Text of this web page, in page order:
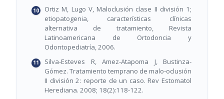
Ortiz M, Lugo V, Maloclusión clase II división 1;
etiopatogenia, características clínicas
alternativa de tratamiento, Revista
Latinoamericana de Ortodoncia y
Odontopediatría, 2006.
Silva-Esteves R, Amez-Atapoma J, Bustinza-
Gómez. Tratamiento temprano de malo-oclusión
II división 2: reporte de un caso. Rev Estomatol
Herediana. 2008; 18(2):118-122.